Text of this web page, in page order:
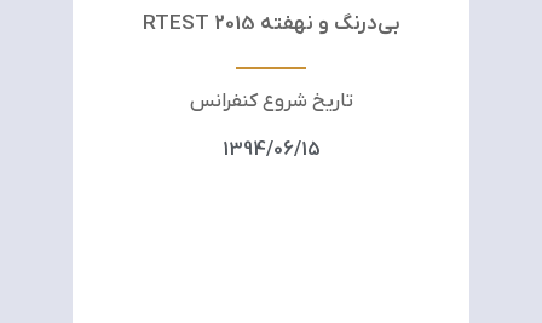
بی‌درنگ و نهفته RTEST 2015
تاریخ شروع کنفرانس
1394/06/15